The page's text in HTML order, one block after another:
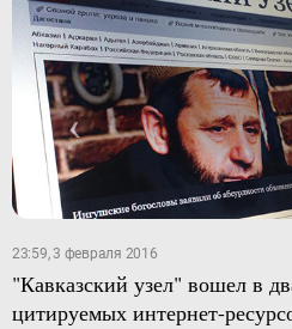
23:59, 3 февраля 2016
"Кавказский узел" вошел в
цитируемых интернет-